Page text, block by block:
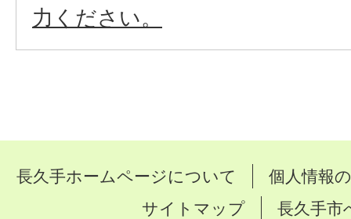
力ください。
長久手ホームページについて
個人情報
サイトマップ
長久手市